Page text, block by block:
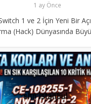
1 ay Önce
1 ve 2 İçin Yeni Bir
(Hack) Dünyasında